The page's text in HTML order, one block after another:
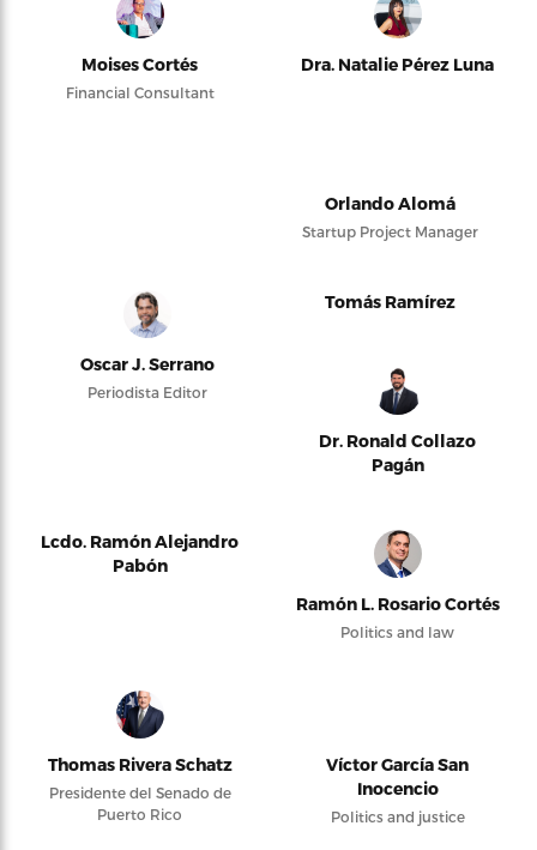
Moises Cortés
Financial Consultant
Dra. Natalie Pérez Luna
Orlando Alomá
Startup Project Manager
Oscar J. Serrano
Periodista Editor
Tomás Ramírez
Dr. Ronald Collazo
Pagán
Lcdo. Ramón Alejandro
Pabón
Ramón L. Rosario Cortés
Politics and law
Thomas Rivera Schatz
Presidente del Senado de
Puerto Rico
Víctor García San
Inocencio
Politics and justice